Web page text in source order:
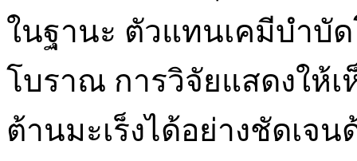
ในฐานะ ตัวแทนเคมีบำบัด
โบราณ การวิจัยแสดงให้
ต้านมะเร็งได้อย่างชัดเจ